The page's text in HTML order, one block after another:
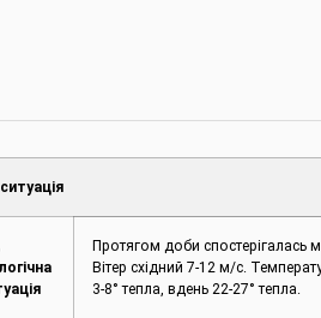
Протягом доби спостерігалась
Вітер східний 7-12 м/с.
3-8° тепла, вдень 22-27° тепла.